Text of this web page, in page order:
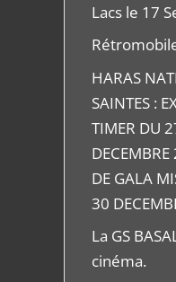
Lacs le 17
HARAS
SAINTES :
TIMER DU
DE GALA
30
La GS
cinéma.